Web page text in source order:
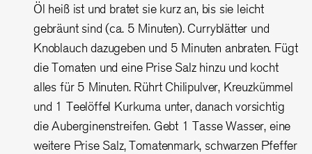
Öl heiß ist und bratet sie kurz an, bis sie leicht
gebräunt sind (ca. 5 Minuten). Curryblätter und
Knoblauch dazugeben und 5 Minuten anbraten. Fügt
die Tomaten und eine Prise Salz hinzu und kocht
alles für 5 Minuten. Rührt Chilipulver, Kreuzkümmel
und 1 Teelöffel Kurkuma unter, danach vorsichtig
die Auberginenstreifen. Gebt 1 Tasse Wasser, eine
weitere Prise Salz, Tomatenmark, schwarzen Pfeffer